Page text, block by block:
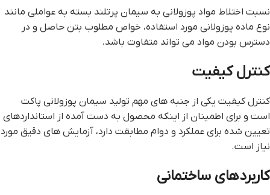
نسبت اختلاط مواد پوزولانی به سیمان پرتلند بسته به عواملی مانند
نوع ماده پوزولانی مورد استفاده، خواص مطلوب بتن حاصل و در
دسترس بودن مواد می تواند متفاوت باشد.
کنترل کیفیت
کنترل کیفیت یکی از جنبه های مهم تولید سیمان پوزولانی پاکت
است و برای اطمینان از اینکه محصول به دست آمده از استانداردهای
تعیین شده برای عملکرد و دوام مطابقت دارد، آزمایش های دقیق مورد
نیاز است.
کاربردهای ساختمانی